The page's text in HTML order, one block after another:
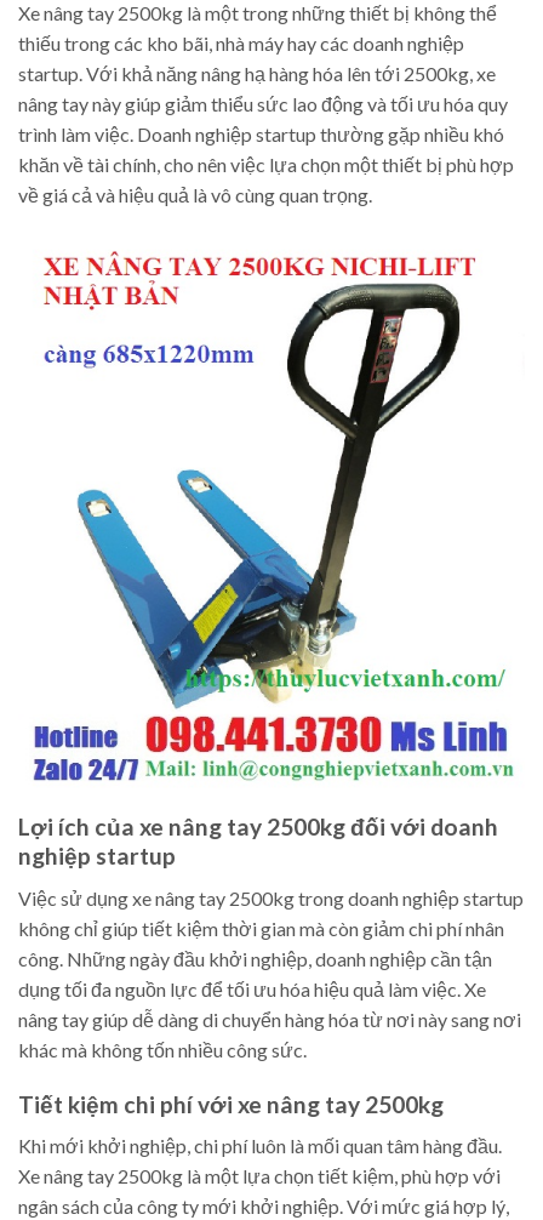
Xe nâng tay 2500kg là một trong những thiết bị không thể
thiếu trong các kho bãi, nhà máy hay các doanh nghiệp
startup. Với khả năng nâng hạ hàng hóa lên tới 2500kg, xe
nâng tay này giúp giảm thiểu sức lao động và tối ưu hóa quy
trình làm việc. Doanh nghiệp startup thường gặp nhiều khó
khăn về tài chính, cho nên việc lựa chọn một thiết bị phù hợp
về giá cả và hiệu quả là vô cùng quan trọng.
Lợi ích của xe nâng tay 2500kg đối với doanh
nghiệp startup
Việc sử dụng xe nâng tay 2500kg trong doanh nghiệp startup
không chỉ giúp tiết kiệm thời gian mà còn giảm chi phí nhân
công. Những ngày đầu khởi nghiệp, doanh nghiệp cần tận
dụng tối đa nguồn lực để tối ưu hóa hiệu quả làm việc. Xe
nâng tay giúp dễ dàng di chuyển hàng hóa từ nơi này sang nơi
khác mà không tốn nhiều công sức.
Tiết kiệm chi phí với xe nâng tay 2500kg
Khi mới khởi nghiệp, chi phí luôn là mối quan tâm hàng đầu.
Xe nâng tay 2500kg là một lựa chọn tiết kiệm, phù hợp với
ngân sách của công ty mới khởi nghiệp. Với mức giá hợp lý,